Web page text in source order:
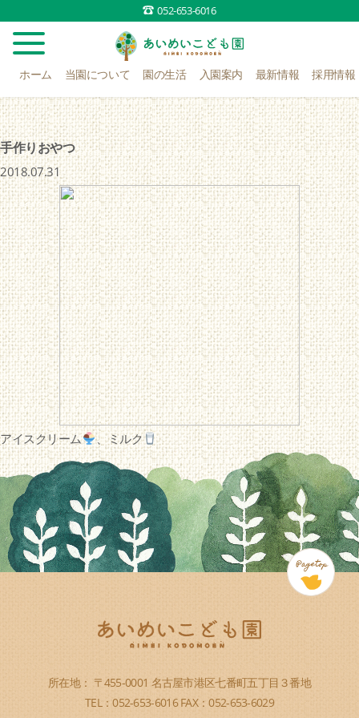
052-653-6016
ホーム 当園について 園の生活 入園案内 最新情報 採用情報
手作りおやつ
2018.07.31
アイスクリーム 、ミルク
所在地： 〒455-0001 名古屋市港区七番町五丁目３番地
TEL：052-653-6016 FAX：052-653-6029